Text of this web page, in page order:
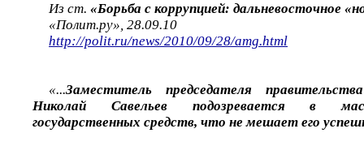
Из ст. «Борьба с коррупцией: дальневосточное
«Полит.ру», 28.09.10
http://polit.ru/news/2010/09/28/amg.html
«...Заместитель председателя
Николай Савельев подозревается в
государственных средств, что не мешает его